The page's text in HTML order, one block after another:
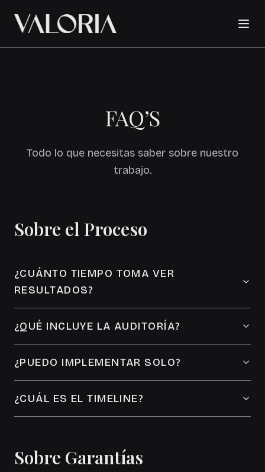
FAQ’S
Todo lo que necesitas saber sobre nuestro
trabajo.
Sobre el Proceso
¿CUÁNTO TIEMPO TOMA VER
RESULTADOS?
¿QUÉ INCLUYE LA AUDITORÍA?
¿PUEDO IMPLEMENTAR SOLO?
¿CUÁL ES EL TIMELINE?
Sobre Garantías